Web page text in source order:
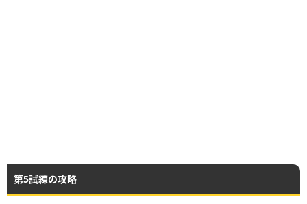
第5試練の攻略